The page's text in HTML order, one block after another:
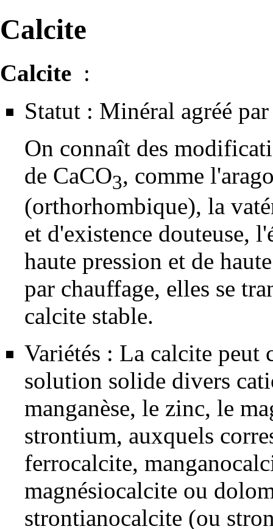
Calcite
Calcite :
Statut : Minéral agréé
On connaît des
de CaCO3, comme l'
(orthorhombique), la
et d'existence douteuse,
haute pression et de
par chauffage, elles se
calcite stable.
Variétés : La calcite peut
solution solide divers
manganèse, le zinc, le
strontium, auxquels
ferrocalcite,
magnésiocalcite ou
strontianocalcite (ou